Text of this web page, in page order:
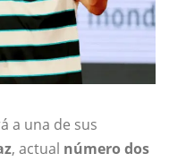
a una de sus
, actual número dos